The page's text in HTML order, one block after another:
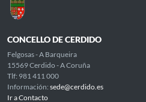
CONCELLO DE CERDIDO
Felgosas - A Barqueira
15569 Cerdido - A Coruña
Tlf: 981 411 000
Información: sede@cerdido.es
Ir a Contacto